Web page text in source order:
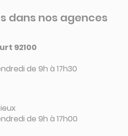
dans nos agences
92100
de 9h à 17h30
de 9h à 17h00